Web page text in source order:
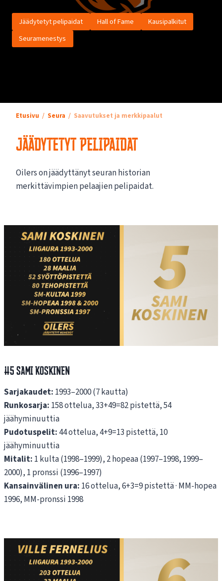
Jäädytetyt pelipaidat Hall of Fame
Kausipalkitut
Seuramenestys
Etusivu Seura Saavutukset ja merkkipaalut
JÄÄDYTETYT PELIPAIDAT
Oilers on jäädyttänyt seuran historian
merkittävimpien pelaajien pelipaidat.
#5 Sami Koskinen
Sarjakaudet: 1993–2000 (7 kautta)
Runkosarja: 158 ottelua, 33+49=82 pistettä, 54
jäähyminuuttia
Pudotuspelit:44 ottelua, 4+9=13 pistettä, 10
jäähyminuuttia
Mitalit: 1 kulta (1998–1999), 2 hopeaa (1997–1998, 1999–
2000), 1 pronssi (1996–1997)
Kansainvälinen ura: 16 ottelua, 6+3=9 pistettä · MM-hopea
1996, MM-pronssi 1998